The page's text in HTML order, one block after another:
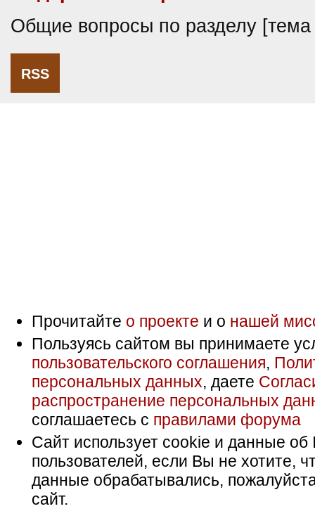
Общие вопросы по разделу
RSS
Прочитайте о проекте и о нашей
Пользуясь сайтом вы принимаете
пользовательского соглашения,
персональных данных, даете
распространение персональных
соглашаетесь с правилами форума
Сайт использует cookie и данные об
пользователей, если Вы не хотите,
данные обрабатывались,
сайт.